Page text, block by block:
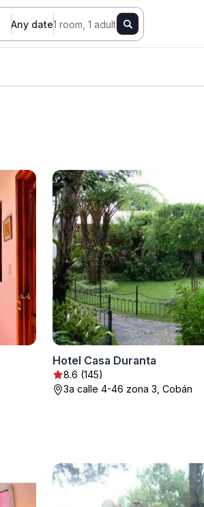
Any date1 room, 1 adult
Hotel Casa Duranta
8.6 (145)
3a calle 4-46 zona 3, Cobán